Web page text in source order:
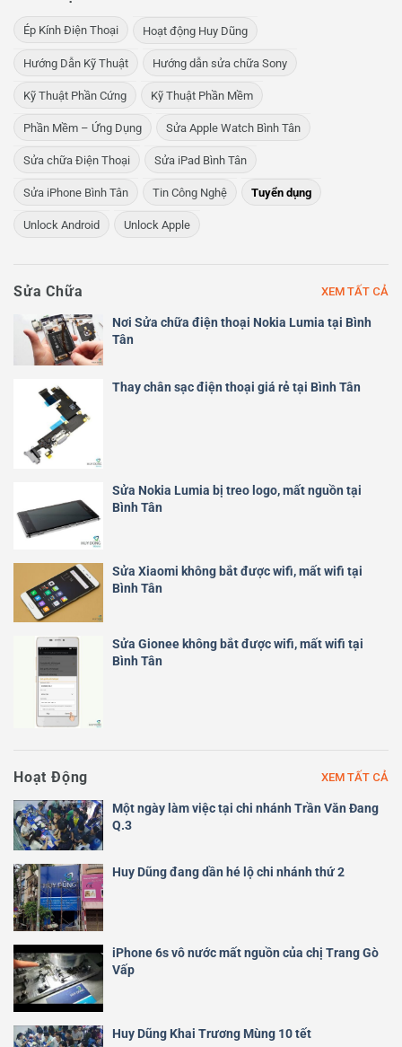
Ép Kính Điện Thoại Hoạt động Huy Dũng
Hướng Dẫn Kỹ Thuật Hướng dẫn sửa chữa Sony
Kỹ Thuật Phần Cứng Kỹ Thuật Phần Mềm
Phần Mềm – Ứng Dụng Sửa Apple Watch Bình Tân
Sửa chữa Điện Thoại Sửa iPad Bình Tân
Sửa iPhone Bình Tân Tin Công Nghệ Tuyển dụng
Unlock Android Unlock Apple
Sửa Chữa XEM TẤT CẢ
Nơi Sửa chữa điện thoại Nokia Lumia tại Bình
Tân
Thay chân sạc điện thoại giá rẻ tại Bình Tân
Sửa Nokia Lumia bị treo logo, mất nguồn tại
Bình Tân
Sửa Xiaomi không bắt được wifi, mất wifi tại
Bình Tân
Sửa Gionee không bắt được wifi, mất wifi tại
Bình Tân
Hoạt Động XEM TẤT CẢ
Một ngày làm việc tại chi nhánh Trần Văn Đang
Q.3
Huy Dũng đang dần hé lộ chi nhánh thứ 2
iPhone 6s vô nước mất nguồn của chị Trang Gò
Vấp
Huy Dũng Khai Trương Mùng 10 tết